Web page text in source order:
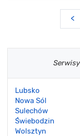
<
Lubsko
Nowa Sól
Sulechów
Świebodzin
Wolsztyn